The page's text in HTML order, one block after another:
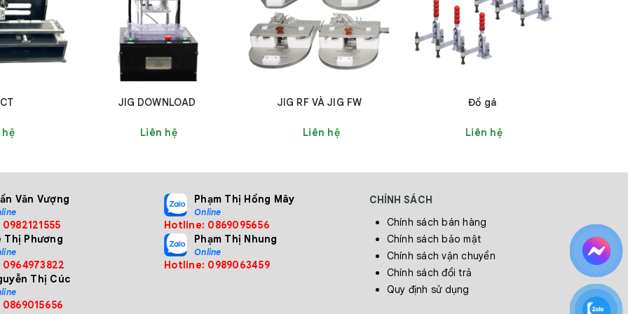
liệu từ các cảm biến để xác định xem sản phẩm có bị rò rỉ hay
và cảnh báo cho người vận hành nếu phát hiện lỗi.
JIG TEST HỞ KHÍ
kế để kiểm tra nhanh chóng và chính xác độ kín của sản phẩm, phát
hệ
JIG DOWNLOAD
Liên hệ
JIG RF VÀ JIG FW
Liên hệ
Đồ gá
Liên hệ
Văn Vượng Phạm Thị Hồng Mây
Online
Hotline: 0869095656
Thị Phương
Phạm Thị Nhung
Online
Hotline: 0989063459
Thị Cúc
CHÍNH SÁCH
Chính sách bán hàng
Chính sách bảo mật
Chính sách vận chuyển
Chính sách đổi trả
Quy định sử dụng